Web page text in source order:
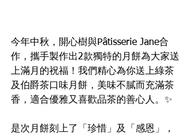
今年中秋，開心樹與Pâtisserie Jane合
作，攜手製作出2款獨特的月餅為大家送
上滿月的祝福！我們精心為你送上綠茶
及伯爵茶口味月餅，美味不膩而充滿茶
香，適合優雅又喜歡品茶的善心人。✨
是次月餅刻上了「珍惜」及「感恩」，